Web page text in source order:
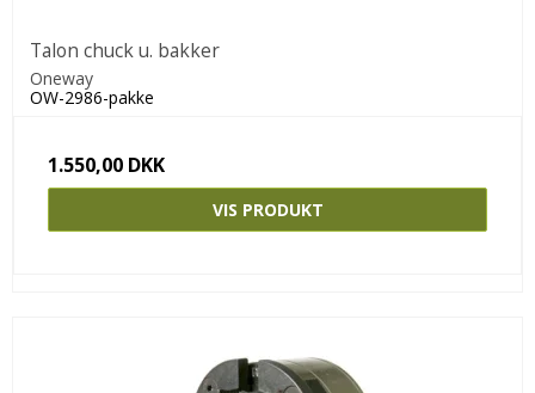
Talon chuck u. bakker
Oneway
OW-2986-pakke
1.550,00 DKK
VIS PRODUKT